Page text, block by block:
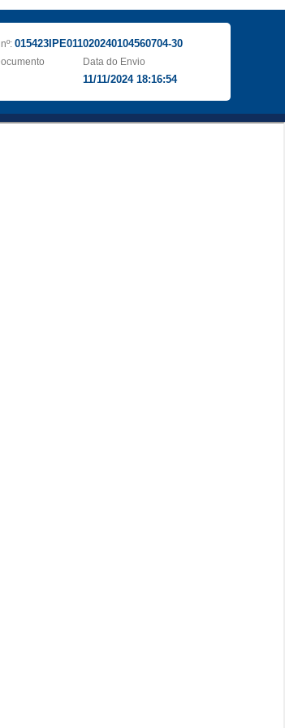
015423IPE011020240104560704-30
Data do Envio
11/11/2024 18:16:54